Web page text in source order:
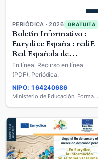
PERIÓDICA · 2026 GRATUITA
Boletín Informativo :
Eurydice España : rediE
Red Española de
Información sobre
Educación
En línea. Recurso en línea
(PDF). Periódica.
NIPO: 164240686
Ministerio de Educación, Formación Profesional y Deportes